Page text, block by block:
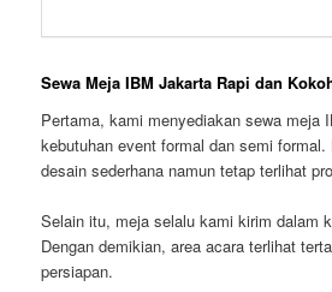
Sewa Meja IBM Jakarta Rapi dan
Pertama, kami menyediakan sewa meja
kebutuhan event formal dan semi
desain sederhana namun tetap terlihat
Selain itu, meja selalu kami kirim dalam
Dengan demikian, area acara terlihat
persiapan.